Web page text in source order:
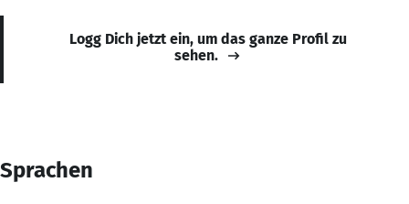
Logg Dich jetzt ein, um das ganze Profil zu
sehen.
Sprachen